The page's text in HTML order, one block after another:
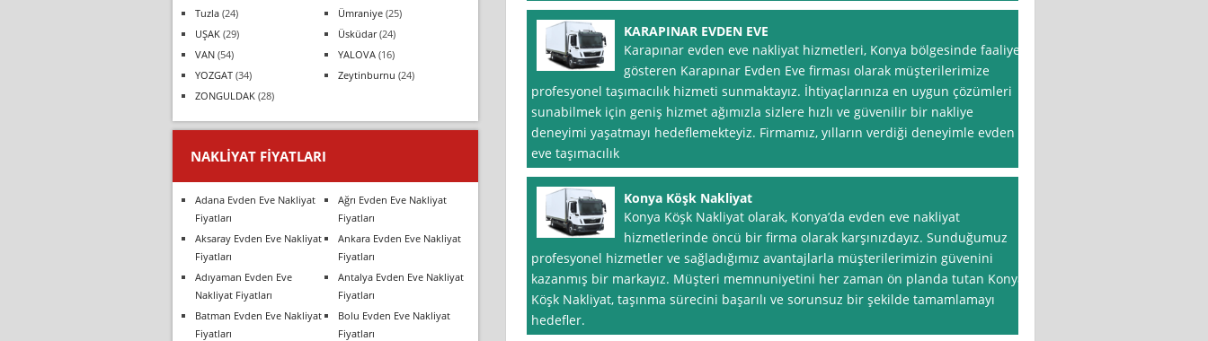
KARAPINAR EVDEN EVE
Karapınar evden eve nakliyat hizmetleri, Konya bölgesinde faaliyet
gösteren Karapınar Evden Eve firması olarak müşterilerimize
profesyonel taşımacılık hizmeti sunmaktayız. İhtiyaçlarınıza en uygun çözümleri
sunabilmek için geniş hizmet ağımızla sizlere hızlı ve güvenilir bir nakliye
deneyimi yaşatmayı hedeflemekteyiz. Firmamız, yılların verdiği deneyimle evden
eve taşımacılık
Konya Köşk Nakliyat
Konya Köşk Nakliyat olarak, Konya’da evden eve nakliyat
hizmetlerinde öncü bir firma olarak karşınızdayız. Sunduğumuz
profesyonel hizmetler ve sağladığımız avantajlarla müşterilerimizin güvenini
kazanmış bir markayız. Müşteri memnuniyetini her zaman ön planda tutan Konya
Köşk Nakliyat, taşınma sürecini başarılı ve sorunsuz bir şekilde tamamlamayı
hedefler.
Tuzla (24) Ümraniye (25)
UŞAK (29) Üsküdar(24)
VAN (54) YALOVA (16)
YOZGAT (34) Zeytinburnu (24)
ZONGULDAK (28)
NAKLIYAT FIYATLARI
Adana Evden Eve Nakliyat
Fiyatları
Ağrı Evden Eve Nakliyat
Fiyatları
Aksaray Evden Eve Nakliyat
Fiyatları
Ankara Evden Eve Nakliyat
Fiyatları
Adıyaman Evden Eve
Nakliyat Fiyatları
Antalya Evden Eve Nakliyat
Fiyatları
Batman Evden Eve Nakliyat
Fiyatları
Bolu Evden Eve Nakliyat
Fiyatları